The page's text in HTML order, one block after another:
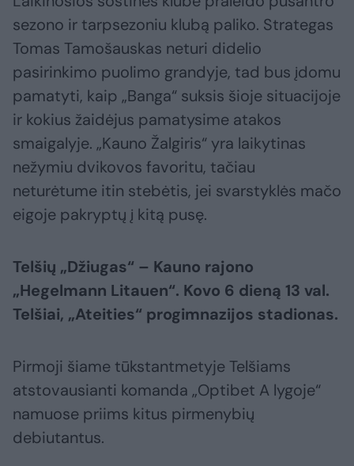
sezono ir tarpsezoniu klubą paliko. Strategas
Tomas Tamošauskas neturi didelio
pasirinkimo puolimo grandyje, tad bus įdomu
pamatyti, kaip „Banga“ suksis šioje situacijoje
ir kokius žaidėjus pamatysime atakos
smaigalyje. „Kauno Žalgiris“ yra laikytinas
nežymiu dvikovos favoritu, tačiau
neturėtume itin stebėtis, jei svarstyklės mačo
eigoje pakryptų į kitą pusę.
Telšių „Džiugas“ – Kauno rajono
„Hegelmann Litauen“. Kovo 6 dieną 13 val.
Telšiai, „Ateities“ progimnazijos stadionas.
Pirmoji šiame tūkstantmetyje Telšiams
atstovausianti komanda „Optibet A lygoje“
namuose priims kitus pirmenybių
debiutantus.